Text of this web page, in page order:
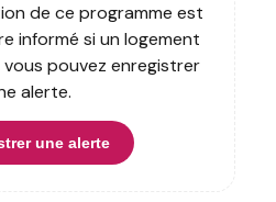
de ce programme est
informé si un logement
pouvez enregistrer
alerte.
une alerte